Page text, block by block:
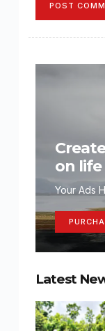
POST
on life
Your Ads
Latest